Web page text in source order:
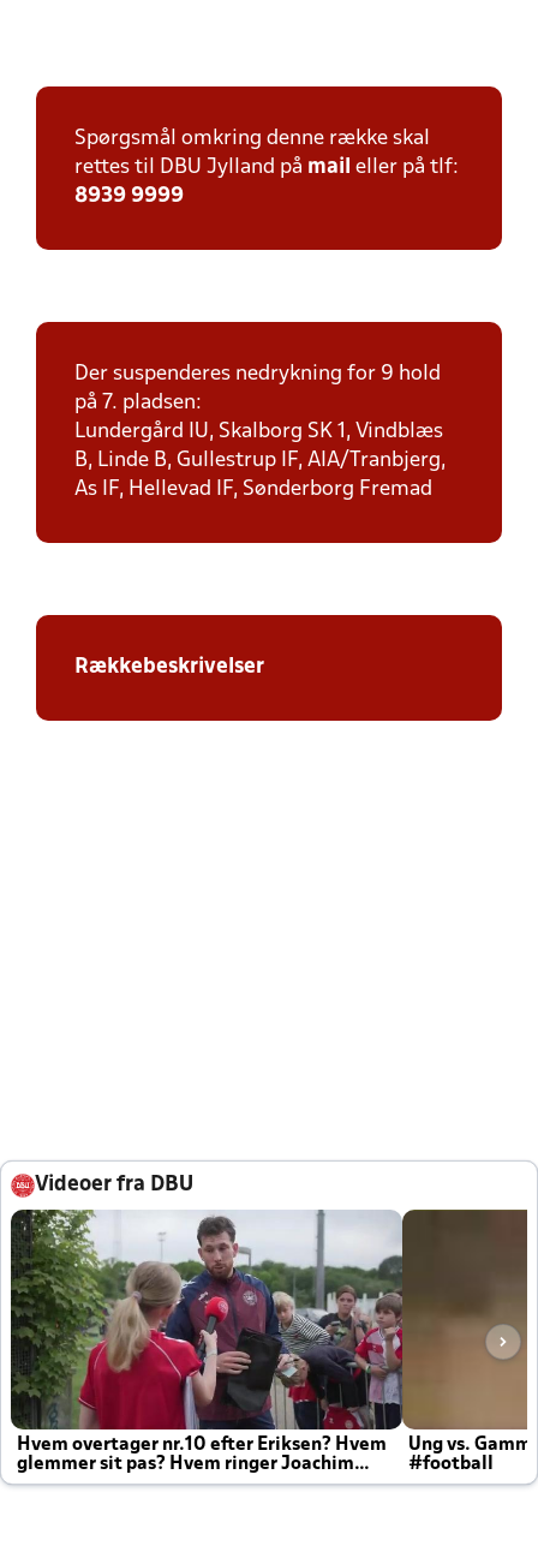
Spørgsmål omkring denne række skal
rettes til DBU Jylland på mail eller på tlf:
8939 9999
Der suspenderes nedrykning for 9 hold
på 7. pladsen:
Lundergård IU, Skalborg SK 1, Vindblæs
B, Linde B, Gullestrup IF, AIA/Tranbjerg,
As IF, Hellevad IF, Sønderborg Fremad
Rækkebeskrivelser
Videoer fra DBU
Hvem overtager nr.10 efter Eriksen? Hvem
glemmer sit pas? Hvem ringer Joachim
altid til efter kampe?
Ung vs.
#football